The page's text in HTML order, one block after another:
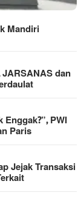
Mandiri
dan
PWI
Paris
Jejak Transaksi